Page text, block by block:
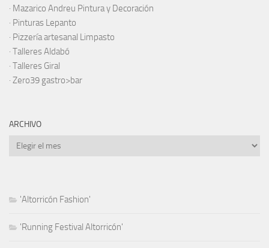
· Mazarico Andreu Pintura y Decoración
· Pinturas Lepanto
· Pizzería artesanal Limpasto
· Talleres Aldabó
· Talleres Giral
· Zero39 gastro>bar
ARCHIVO
Archivo
'Altorricón Fashion'
'Running Festival Altorricón'